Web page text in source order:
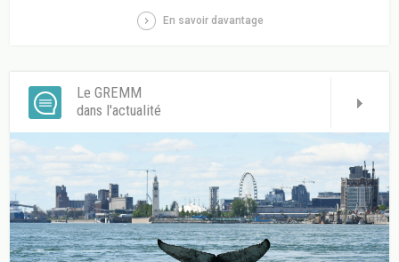
En savoir davantage
Le GREMM
dans l'actualité